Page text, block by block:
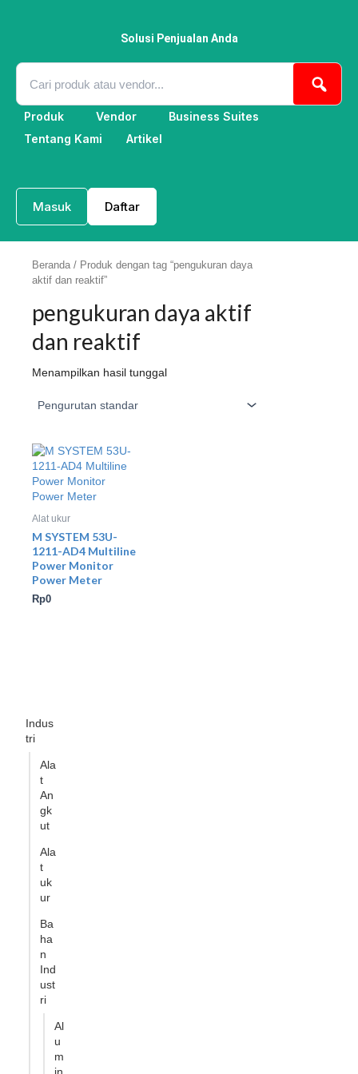
Solusi Penjualan Anda
Produk Vendor
Business Suites
Tentang Kami
Artikel
Masuk Daftar
Indus
tri
Ala
t
An
gk
ut
Ala
t
uk
ur
Ba
ha
n
Ind
ust
ri
Al
u
m
Beranda / Produk dengan tag “pengukuran daya
aktif dan reaktif”
pengukuran daya aktif
dan reaktif
Menampilkan hasil tunggal
Alat ukur
M SYSTEM 53U-
1211-AD4 Multiline
Power Monitor
Power Meter
Rp0